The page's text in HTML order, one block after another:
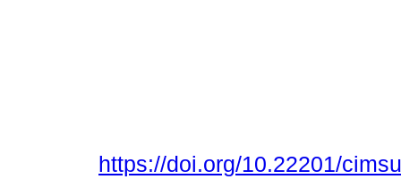
https://doi.org/10.22201/